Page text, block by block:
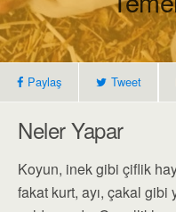
Paylaş Tweet
Neler Yapar
Koyun, inek gibi çiflik
fakat kurt, ayı, çakal